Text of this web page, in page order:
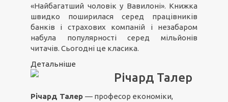
«Найбагатший чоловік у Вавилоні». Книжка
швидко поширилася серед працівників
банків і страхових компаній і незабаром
набула популярності серед мільйонів
читачів. Сьогодні це класика.
Детальніше
Річард Талер
Річард Талер — професор економіки,